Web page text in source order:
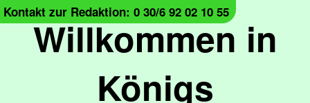
Willkommen in
Königs
Kontakt zur Redaktion: 0 30/6 92 02 10 55